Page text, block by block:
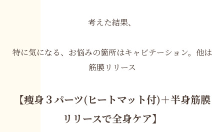
考えた結果、
特に気になる、お悩みの箇所はキャビテーション。他は
筋膜リリース
【痩身３パーツ(ヒートマット付)＋半身筋膜
リリースで全身ケア】